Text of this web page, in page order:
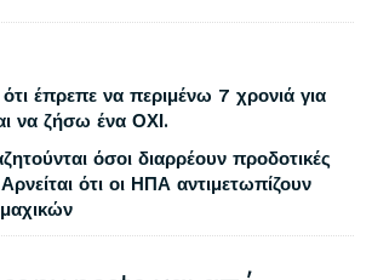
έπρεπε να περιμένω 7 χρονιά για
να ζήσω ένα ΟΧΙ.
όσοι διαρρέουν προδοτικές
ότι οι ΗΠΑ αντιμετωπίζουν